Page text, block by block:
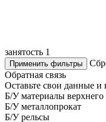
занятость 1
Применить фильтры
Обратная связь
Оставьте свои данные
Б/У материалы верхнего
Б/У металлопрокат
Б/У рельсы